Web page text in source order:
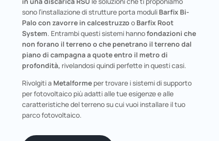
sono l’installazione di strutture porta moduli Barfix Bi-
Palo con zavorre in calcestruzzo o Barfix Root
System. Entrambi questi sistemi hannofondazioni che
non forano il terreno o che penetrano il terreno dal
piano di campagna a quote entro il metro di
profondità, rivelandosi quindi perfette in questi casi.
Rivolgiti a Metalforme per trovare i sistemi di supporto
per fotovoltaico più adatti alle tue esigenze e alle
caratteristiche del terreno su cui vuoi installare il tuo
parco fotovoltaico.